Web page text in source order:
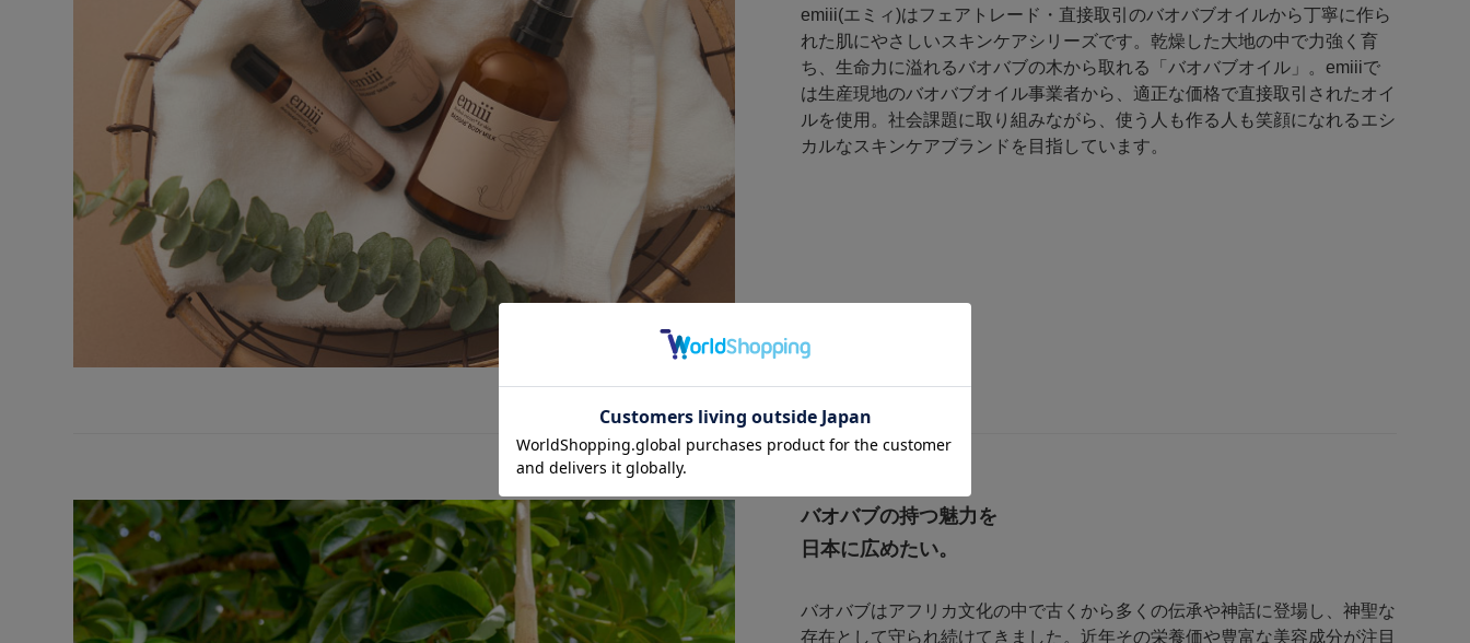
emiii(エミィ)はフェアトレード・直接取引のバオバブオイルから丁寧に作ら
れた肌にやさしいスキンケアシリーズです。乾燥した大地の中で力強く育
ち、生命力に溢れるバオバブの木から取れる「バオバブオイル」。emiiiで
は生産現地のバオバブオイル事業者から、適正な価格で直接取引されたオイ
ルを使用。社会課題に取り組みながら、使う人も作る人も笑顔になれるエシ
カルなスキンケアブランドを目指しています。
バオバブの持つ魅力を
日本に広めたい。
バオバブはアフリカ文化の中で古くから多くの伝承や神話に登場し、神聖な
存在として守られ続けてきました。近年その栄養価や豊富な美容成分が注目